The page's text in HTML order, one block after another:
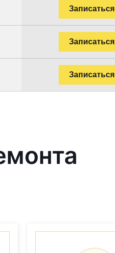
Записаться
Записаться
Записаться